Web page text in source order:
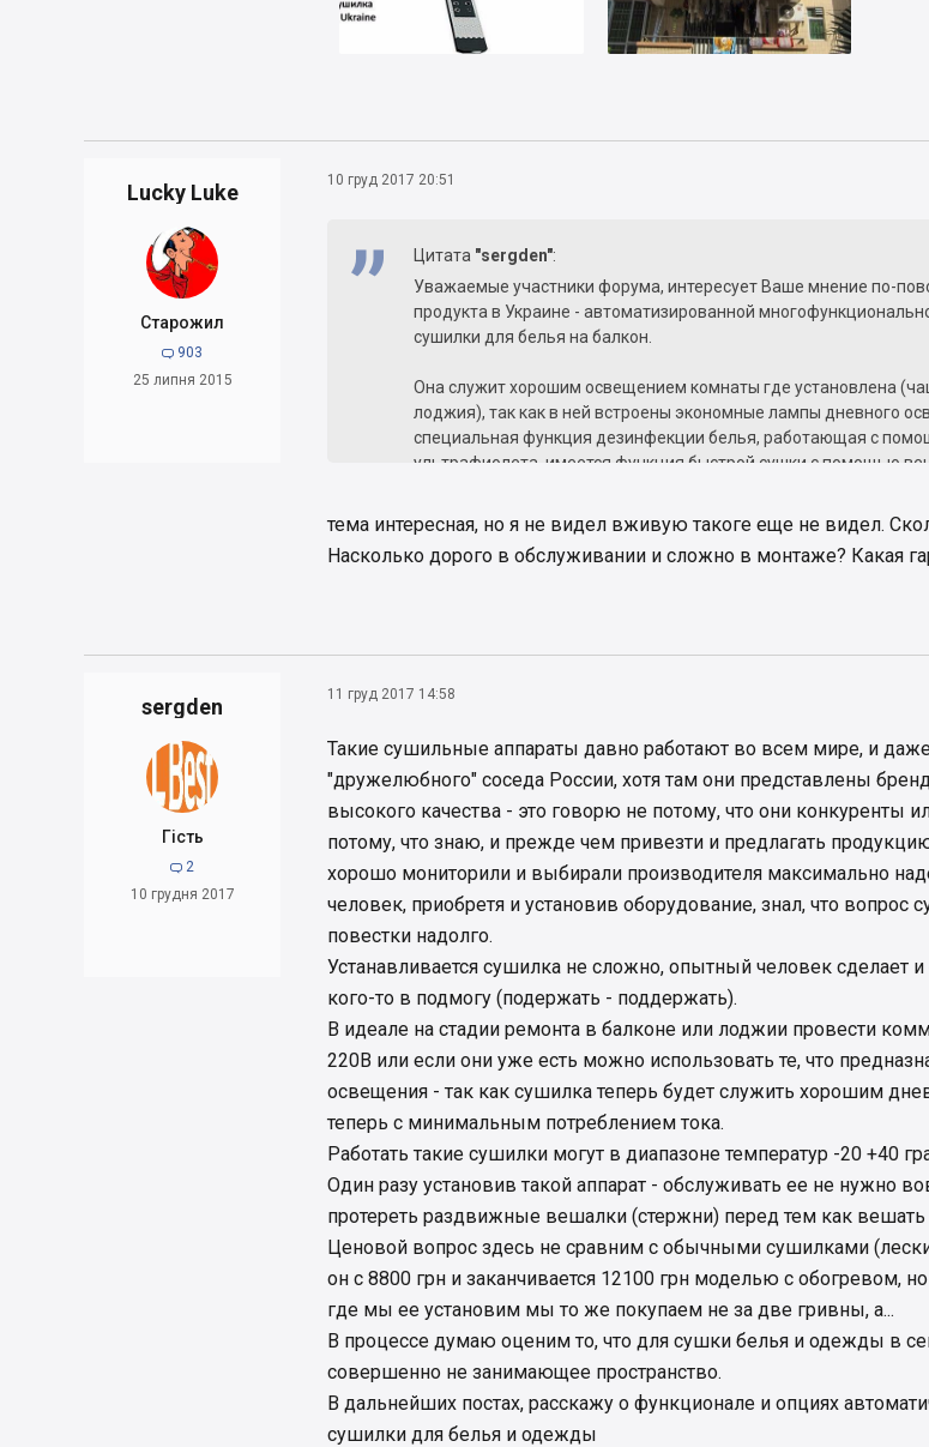
Lucky Luke
Старожил
 903
25 липня 2015
10 груд 2017 20:51
Цитата "sergden":
Уважаемые участники форума, интересует Ваше мнение по-
продукта в Украине - автоматизированной
сушилки для белья на балкон.
Она служит хорошим освещением комнаты где установлена
лоджия), так как в ней встроены экономные лампы дневного
специальная функция дезинфекции белья, работающая с
ультрафиолета, имеется функция быстрой сушки с помощью
Сушилка автоматическая потолочная имеет четыре
вывешивания белья (в том числе и большого размера), а для
тема интересная, но я не видел вживую такоге еще не видел.
Насколько дорого в обслуживании и сложно в монтаже? Какая
sergden
Гість
 2
10 грудня 2017
11 груд 2017 14:58
Такие сушильные аппараты давно работают во всем мире, и
"дружелюбного" соседа России, хотя там они представлены
высокого качества - это говорю не потому, что они конкуренты
потому, что знаю, и прежде чем привезти и предлагать
хорошо мониторили и выбирали производителя максимально
человек, приобретя и установив оборудование, знал, что вопрос
повестки надолго.
Устанавливается сушилка не сложно, опытный человек сделает
кого-то в подмогу (подержать - поддержать).
В идеале на стадии ремонта в балконе или лоджии провести
220В или если они уже есть можно использовать те, что
освещения - так как сушилка теперь будет служить хорошим
теперь с минимальным потреблением тока.
Работать такие сушилки могут в диапазоне температур -20 +40
Один разу установив такой аппарат - обслуживать ее не нужно
протереть раздвижные вешалки (стержни) перед тем как вешать
Ценовой вопрос здесь не сравним с обычными сушилками
он с 8800 грн и заканчивается 12100 грн моделью с обогревом,
где мы ее установим мы то же покупаем не за две гривны, а...
В процессе думаю оценим то, что для сушки белья и одежды в
совершенно не занимающее пространство.
В дальнейших постах, расскажу о функционале и опциях
сушилки для белья и одежды